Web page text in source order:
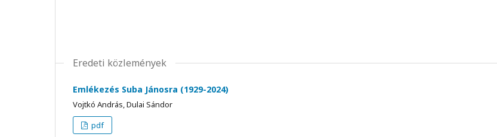
Eredeti közlemények
Emlékezés Suba Jánosra (1929-2024)
Vojtkó András, Dulai Sándor
pdf